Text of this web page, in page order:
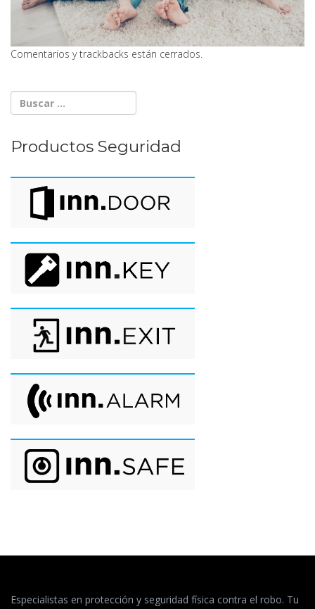
Comentarios y trackbacks están cerrados.
Productos Seguridad
Especialistas en protección y seguridad física contra el robo. Tu